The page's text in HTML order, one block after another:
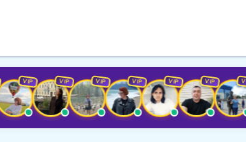
VIP VIP VIP VIP VIP VIP VIP